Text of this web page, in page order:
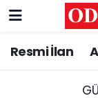
Resmi İlan
Resmi
Nöbetçi
Hava